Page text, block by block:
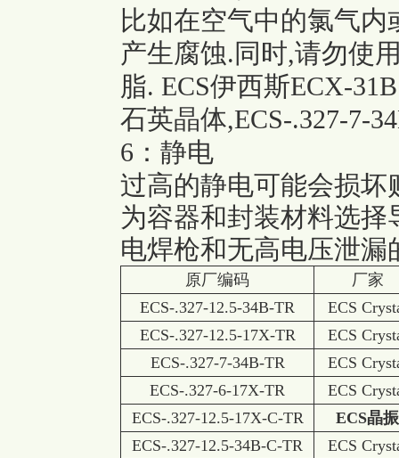
比如在空气中的氯气
产生腐蚀.同时,请勿使
脂. ECS伊西斯ECX-
石英晶体,ECS-.327-7-
6：静电
过高的静电可能会损
为容器和封装材料选
电焊枪和无高电压泄
原厂编码
厂家
ECS-.327-12.5-34B-TR
ECS
ECS-.327-12.5-17X-TR
ECS
ECS-.327-7-34B-TR
ECS
ECS-.327-6-17X-TR
ECS
ECS-.327-12.5-17X-C-TR
ECS晶振
ECS-.327-12.5-34B-C-TR
ECS